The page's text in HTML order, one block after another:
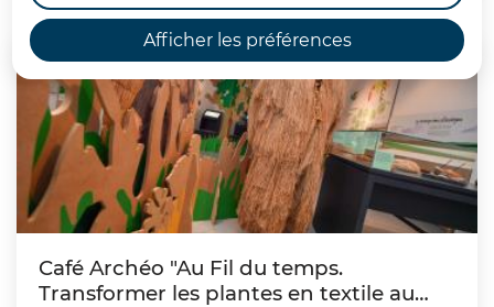
Afficher les préférences
Café Archéo "Au Fil du temps.
Transformer les plantes en textile au